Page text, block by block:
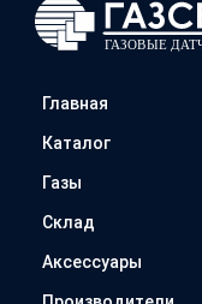
Главная
Каталог
Газы
Склад
Аксессуары